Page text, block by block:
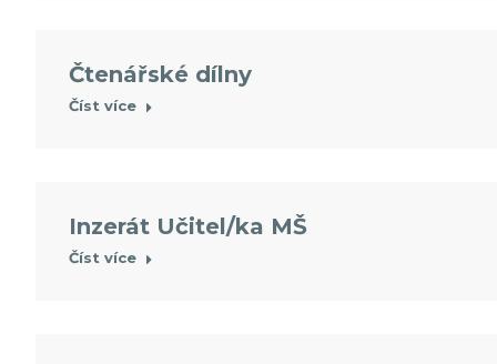
Čtenářské dílny
Číst více
Inzerát Učitel/ka MŠ
Číst více